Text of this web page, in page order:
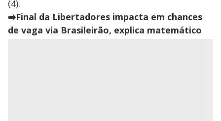
(4).
➡️Final da Libertadores impacta em chances
de vaga via Brasileirão, explica matemático